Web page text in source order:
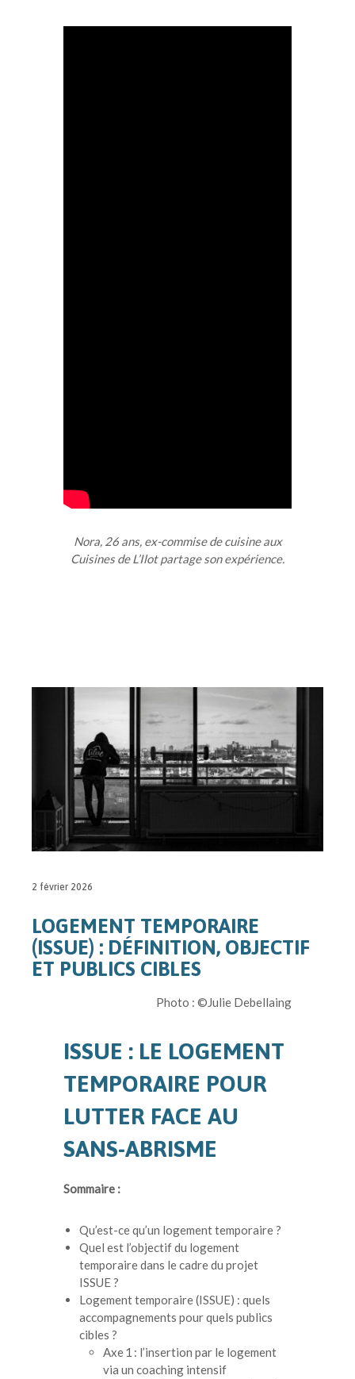
Nora, 26 ans, ex-commise de cuisine aux
Cuisines de L’Ilot partage son expérience.
2 février 2026
LOGEMENT TEMPORAIRE
(ISSUE) : DÉFINITION, OBJECTIF
ET PUBLICS CIBLES
Photo : ©Julie Debellaing
ISSUE : LE LOGEMENT
TEMPORAIRE POUR
LUTTER FACE AU
SANS-ABRISME
Sommaire :
Qu’est-ce qu’un logement temporaire ?
Quel est l’objectif du logement
temporaire dans le cadre du projet
ISSUE ?
Logement temporaire (ISSUE) : quels
accompagnements pour quels publics
cibles ?
Axe 1 : l’insertion par le logement
via un coaching intensif